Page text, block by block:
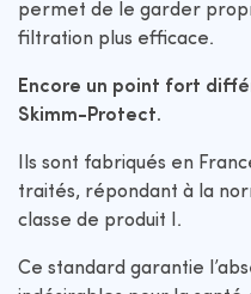
permet de le garder
filtration plus efficace.
Encore un point fort
Skimm-Protect.
Ils sont fabriqués en
traités, répondant à la
classe de produit I.
Ce standard garantie